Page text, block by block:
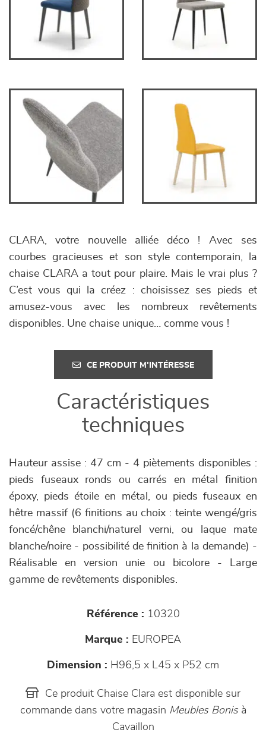
CLARA, votre nouvelle alliée déco ! Avec ses
courbes gracieuses et son style contemporain, la
chaise CLARA a tout pour plaire. Mais le vrai plus ?
C’est vous qui la créez : choisissez ses pieds et
amusez-vous avec les nombreux revêtements
disponibles. Une chaise unique… comme vous !
CE PRODUIT M'INTÉRESSE
Caractéristiques
techniques
Hauteur assise : 47 cm - 4 piètements disponibles :
pieds fuseaux ronds ou carrés en métal finition
époxy, pieds étoile en métal, ou pieds fuseaux en
hêtre massif (6 finitions au choix : teinte wengé/gris
foncé/chêne blanchi/naturel verni, ou laque mate
blanche/noire - possibilité de finition à la demande) -
Réalisable en version unie ou bicolore - Large
gamme de revêtements disponibles.
Référence : 10320
Marque : EUROPEA
Dimension : H96,5 x L45 x P52 cm
Ce produit Chaise Clara est disponible sur
commande dans votre magasin Meubles Bonisà
Cavaillon